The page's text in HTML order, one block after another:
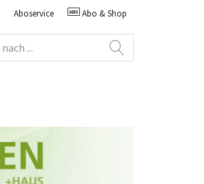
Aboservice Abo & Shop